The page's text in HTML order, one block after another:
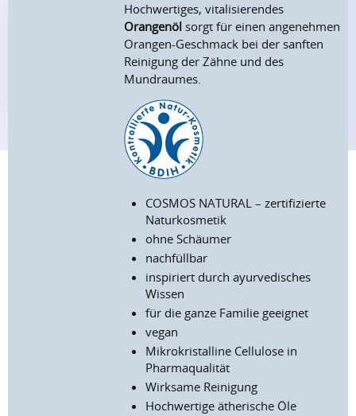
Hochwertiges, vitalisierendes
Orangenöl sorgt für einen angenehmen
Orangen-Geschmack bei der sanften
Reinigung der Zähne und des
Mundraumes.
COSMOS NATURAL – zertifizierte
Naturkosmetik
ohne Schäumer
nachfüllbar
inspiriert durch ayurvedisches
Wissen
für die ganze Familie geeignet
vegan
Mikrokristalline Cellulose in
Pharmaqualität
Wirksame Reinigung
Hochwertige ätherische Öle